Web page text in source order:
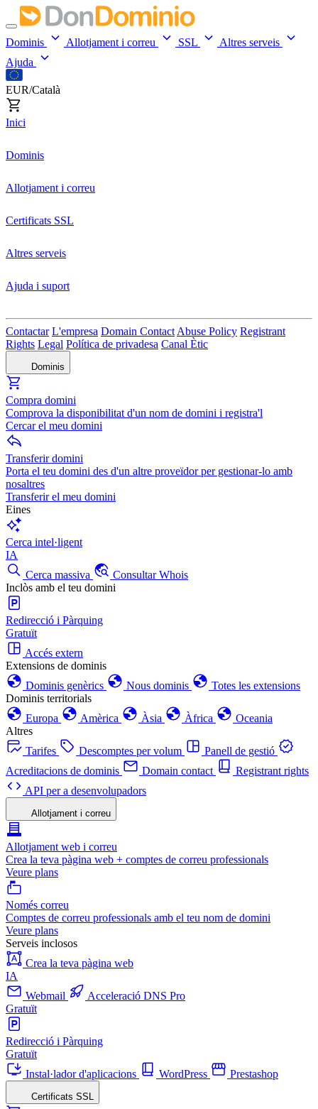
Dominis Allotjament i correu SSL
Altres serveis
Ajuda
EUR/Català
Inici
Dominis
Allotjament i correu
Certificats SSL
Altres serveis
Ajuda i suport
Contactar L'empresa Domain Contact Abuse Policy Registrant
Rights Legal Política de privadesa Canal Ètic
Dominis
Compra domini
Comprova la disponibilitat d'un nom de domini i registra'l
Cercar el meu domini
Transferir domini
Porta el teu domini des d'un altre proveïdor per gestionar-lo amb
nosaltres
Transferir el meu domini
Eines
Cerca intel·ligent
IA
Cerca massiva
Consultar Whois
Inclòs amb el teu domini
Redirecció i Pàrquing
Gratuït
Accés extern
Extensions de dominis
Dominis genèrics
Nous dominis
Totes les extensions
Dominis territorials
Europa
Amèrica Àsia Àfrica
Oceania
Altres
Tarifes
Descomptes per volum
Panell de gestió
Acreditacions de dominis
Domain contact
Registrant rights
API per a desenvolupadors
Allotjament i correu
Allotjament web i correu
Crea la teva pàgina web + comptes de correu professionals
Veure plans
Només correu
Comptes de correu professionals amb el teu nom de domini
Veure plans
Serveis inclosos
Crea la teva pàgina web
IA
Webmail
Acceleració DNS Pro
Gratuït
Redirecció i Pàrquing
Gratuït
Instal·lador d'aplicacions
WordPress Prestashop
Certificats SSL